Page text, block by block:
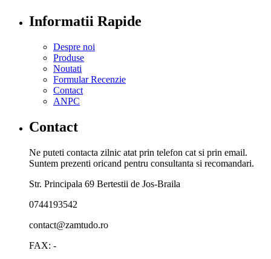
Informatii Rapide
Despre noi
Produse
Noutati
Formular Recenzie
Contact
ANPC
Contact
Ne puteti contacta zilnic atat prin telefon cat si prin email.
Suntem prezenti oricand pentru consultanta si recomandari.
Str. Principala 69 Bertestii de Jos-Braila
0744193542
contact@zamtudo.ro
FAX: -